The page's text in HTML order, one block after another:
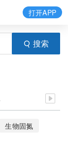
搜索
打开APP
生物固氮